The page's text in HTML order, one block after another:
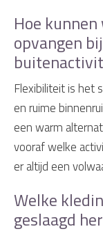
Hoe
opvangen
Flexibiliteit is het
en ruime
een warm
vooraf welke
er altijd een
Welke
geslaagd